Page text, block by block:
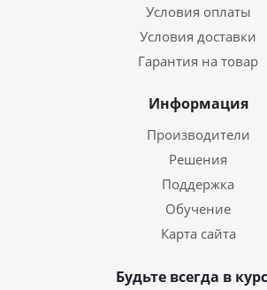
Условия оплаты
Условия доставки
Гарантия на товар
Информация
Производители
Решения
Поддержка
Обучение
Карта сайта
Будьте всегда в